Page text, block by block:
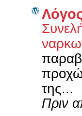
της...
Πριν